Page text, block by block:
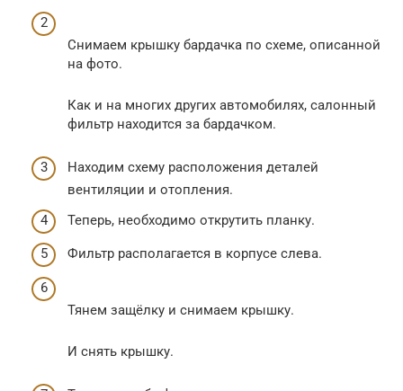
Снимаем крышку бардачка по схеме, описанной
на фото.
Как и на многих других автомобилях, салонный
фильтр находится за бардачком.
Находим схему расположения деталей
вентиляции и отопления.
Теперь, необходимо открутить планку.
Фильтр располагается в корпусе слева.
Тянем защёлку и снимаем крышку.
И снять крышку.